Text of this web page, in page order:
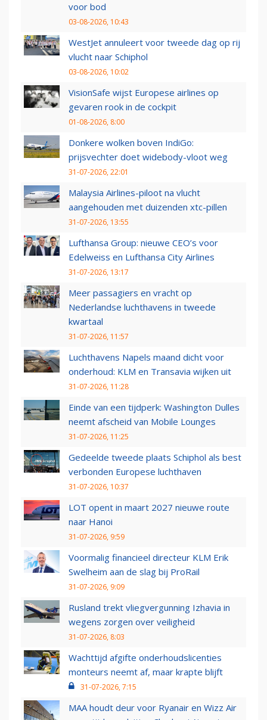
voor bod
03-08-2026, 10:43
WestJet annuleert voor tweede dag op rij
vlucht naar Schiphol
03-08-2026, 10:02
VisionSafe wijst Europese airlines op
gevaren rook in de cockpit
01-08-2026, 8:00
Donkere wolken boven IndiGo:
prijsvechter doet widebody-vloot weg
31-07-2026, 22:01
Malaysia Airlines-piloot na vlucht
aangehouden met duizenden xtc-pillen
31-07-2026, 13:55
Lufthansa Group: nieuwe CEO’s voor
Edelweiss en Lufthansa City Airlines
31-07-2026, 13:17
Meer passagiers en vracht op
Nederlandse luchthavens in tweede
kwartaal
31-07-2026, 11:57
Luchthavens Napels maand dicht voor
onderhoud: KLM en Transavia wijken uit
31-07-2026, 11:28
Einde van een tijdperk: Washington Dulles
neemt afscheid van Mobile Lounges
31-07-2026, 11:25
Gedeelde tweede plaats Schiphol als best
verbonden Europese luchthaven
31-07-2026, 10:37
LOT opent in maart 2027 nieuwe route
naar Hanoi
31-07-2026, 9:59
Voormalig financieel directeur KLM Erik
Swelheim aan de slag bij ProRail
31-07-2026, 9:09
Rusland trekt vliegvergunning Izhavia in
wegens zorgen over veiligheid
31-07-2026, 8:03
Wachttijd afgifte onderhoudslicenties
monteurs neemt af, maar krapte blijft
31-07-2026, 7:15
MAA houdt deur voor Ryanair en Wizz Air